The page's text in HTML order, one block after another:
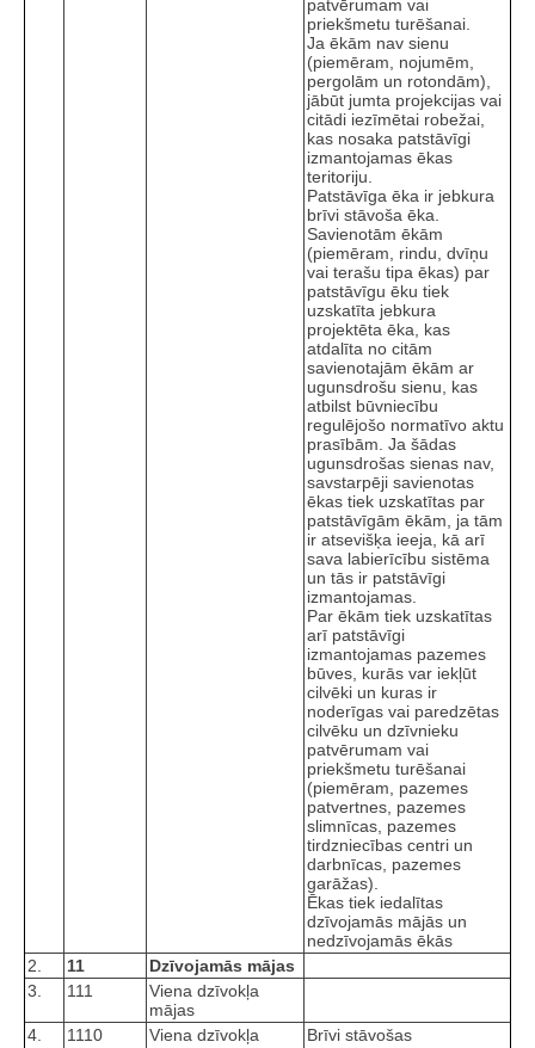
patvērumam vai
priekšmetu turēšanai.
Ja ēkām nav sienu
(piemēram, nojumēm,
pergolām un rotondām),
jābūt jumta projekcijas vai
citādi iezīmētai robežai,
kas nosaka patstāvīgi
izmantojamas ēkas
teritoriju.
Patstāvīga ēka ir jebkura
brīvi stāvoša ēka.
Savienotām ēkām
(piemēram, rindu, dvīņu
vai terašu tipa ēkas) par
patstāvīgu ēku tiek
uzskatīta jebkura
projektēta ēka, kas
atdalīta no citām
savienotajām ēkām ar
ugunsdrošu sienu, kas
atbilst būvniecību
regulējošo normatīvo aktu
prasībām. Ja šādas
ugunsdrošas sienas nav,
savstarpēji savienotas
ēkas tiek uzskatītas par
patstāvīgām ēkām, ja tām
ir atsevišķa ieeja, kā arī
sava labierīcību sistēma
un tās ir patstāvīgi
izmantojamas.
Par ēkām tiek uzskatītas
arī patstāvīgi
izmantojamas pazemes
būves, kurās var iekļūt
cilvēki un kuras ir
noderīgas vai paredzētas
cilvēku un dzīvnieku
patvērumam vai
priekšmetu turēšanai
(piemēram, pazemes
patvertnes, pazemes
slimnīcas, pazemes
tirdzniecības centri un
darbnīcas, pazemes
garāžas).
Ēkas tiek iedalītas
dzīvojamās mājās un
nedzīvojamās ēkās
2.
11
Dzīvojamās mājas
3.
111
Viena dzīvokļa
mājas
4.
1110
Viena dzīvokļa
Brīvi stāvošas